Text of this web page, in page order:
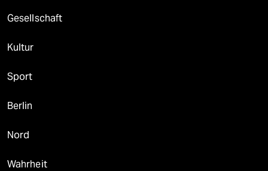
Gesellschaft
Kultur
Sport
Berlin
Nord
Wahrheit